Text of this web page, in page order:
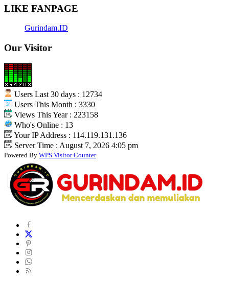
LIKE FANPAGE
Gurindam.ID
Our Visitor
Users Last 30 days : 12734
Users This Month : 3330
Views This Year : 223158
Who's Online : 13
Your IP Address : 114.119.131.136
Server Time : August 7, 2026 4:05 pm
Powered By WPS Visitor Counter